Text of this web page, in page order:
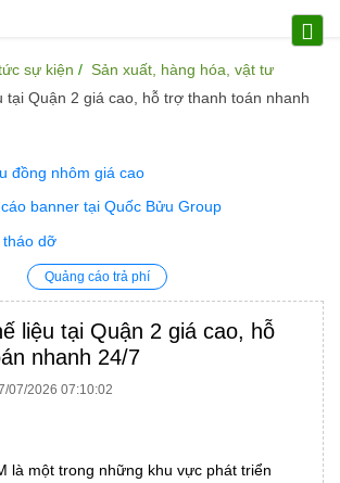
sự kiện
Sản xuất, hàng hóa, vật tư
tại Quận 2 giá cao, hỗ trợ thanh toán nhanh
Quảng cáo trả phí
liệu tại Quận 2 giá cao, hỗ
nhanh 24/7
07/2026 07:10:02
là một trong những khu vực phát triển